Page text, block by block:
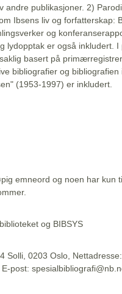
andre publikasjoner. 2)
Ibsens liv og forfatterskap:
og
lydopptak er også inkludert.
basert på
bibliografier og bibliografien
(1953-1997) er inkludert.
emneord og noen har kun
og BIBSYS
Solli, 0203 Oslo, Nettadresse:
post: